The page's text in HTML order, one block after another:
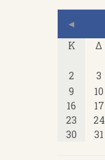
◄
Κ
Δ
2
3
9
10
16
17
23
24
30
31